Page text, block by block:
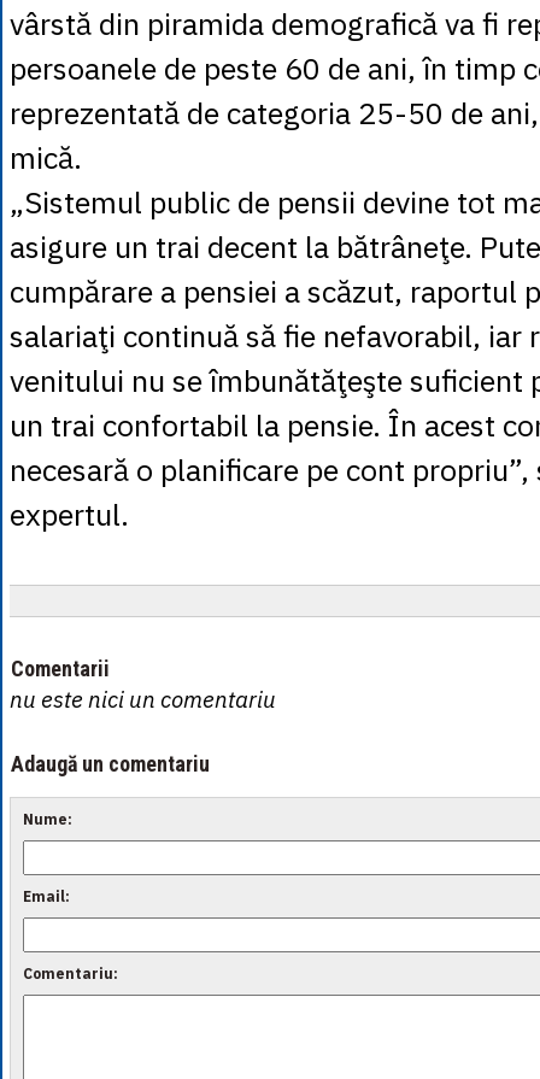
vârstă din piramida demografică va fi
persoanele de peste 60 de ani, în timp
reprezentată de categoria 25-50 de
mică.
„Sistemul public de pensii devine tot
asigure un trai decent la bătrâneţe.
cumpărare a pensiei a scăzut, raportul
salariaţi continuă să fie nefavorabil, iar
venitului nu se îmbunătăţeşte suficient
un trai confortabil la pensie. În acest
necesară o planificare pe cont
expertul.
Comentarii
nu este nici un comentariu
Adaugă un comentariu
Nume:
Email:
Comentariu: